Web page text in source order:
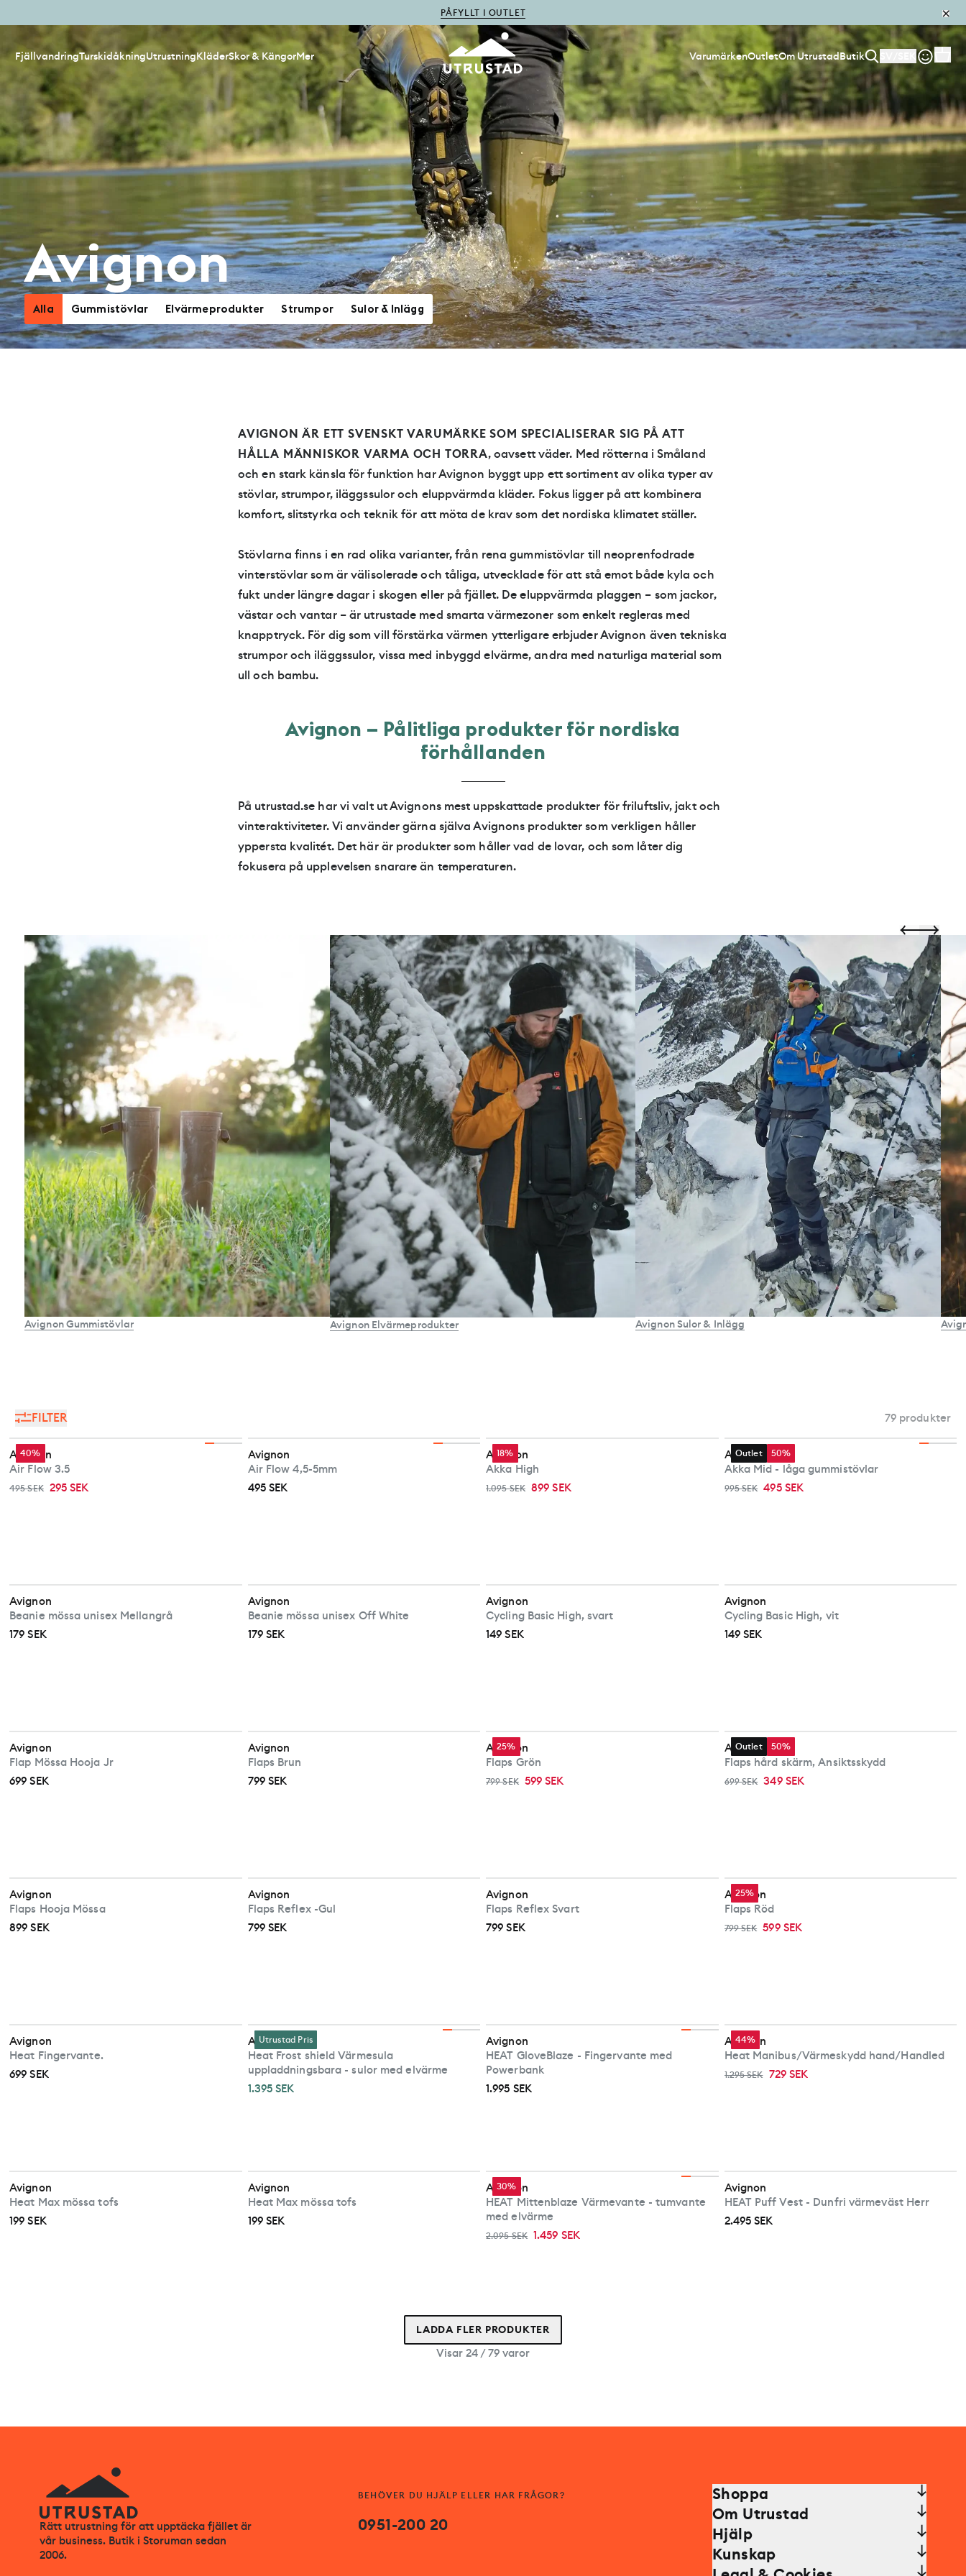
PÅFYLLT I OUTLET
FjällvandringTurskidåkningUtrustningKläderSkor & KängorMer VarumärkenOutletOm UtrustadButik
Avignon
Alla Gummistövlar Elvärmeprodukter Strumpor Sulor & Inlägg
AVIGNON ÄR ETT SVENSKT VARUMÄRKE SOM SPECIALISERAR SIG PÅ ATT
HÅLLA MÄNNISKOR VARMA OCH TORRA, oavsett väder. Med rötterna i Småland
och en stark känsla för funktion har Avignon byggt upp ett sortiment av olika typer av
stövlar, strumpor, iläggssulor och eluppvärmda kläder. Fokus ligger på att kombinera
komfort, slitstyrka och teknik för att möta de krav som det nordiska klimatet ställer.
Stövlarna finns i en rad olika varianter, från rena gummistövlar till neoprenfodrade
vinterstövlar som är välisolerade och tåliga, utvecklade för att stå emot både kyla och
fukt under längre dagar i skogen eller på fjället. De eluppvärmda plaggen – som jackor,
västar och vantar – är utrustade med smarta värmezoner som enkelt regleras med
knapptryck. För dig som vill förstärka värmen ytterligare erbjuder Avignon även tekniska
strumpor och iläggssulor, vissa med inbyggd elvärme, andra med naturliga material som
ull och bambu.
Avignon – Pålitliga produkter för nordiska
förhållanden
På utrustad.se har vi valt ut Avignons mest uppskattade produkter för friluftsliv, jakt och
vinteraktiviteter. Vi använder gärna själva Avignons produkter som verkligen håller
yppersta kvalitét. Det här är produkter som håller vad de lovar, och som låter dig
fokusera på upplevelsen snarare än temperaturen.
Avignon Gummistövlar Avignon Elvärmeprodukter Avignon Sulor & Inlägg
FILTER 79 produkter
40%
Avignon
Air Flow 3.5
495 SEK 295 SEK
Avignon
Air Flow 4,5-5mm
495 SEK
18%
Avignon
Akka High
1.095 SEK 899 SEK
Outlet 50%
Avignon
Akka Mid - låga gummistövlar
995 SEK 495 SEK
Avignon
Beanie mössa unisex Mellangrå
179 SEK
Avignon
Beanie mössa unisex Off White
179 SEK
Avignon
Cycling Basic High, svart
149 SEK
Avignon
Cycling Basic High, vit
149 SEK
Avignon
Flap Mössa Hooja Jr
699 SEK
Avignon
Flaps Brun
799 SEK
25%
Avignon
Flaps Grön
799 SEK 599 SEK
Outlet 50%
Avignon
Flaps hård skärm, Ansiktsskydd
699 SEK 349 SEK
Avignon
Flaps Hooja Mössa
899 SEK
Avignon
Flaps Reflex -Gul
799 SEK
Avignon
Flaps Reflex Svart
799 SEK
25%
Avignon
Flaps Röd
799 SEK 599 SEK
Avignon
Heat Fingervante.
699 SEK
Utrustad Pris
Avignon
Heat Frost shield Värmesula
uppladdningsbara - sulor med elvärme
1.395 SEK
Avignon
HEAT GloveBlaze - Fingervante med
Powerbank
1.995 SEK
44%
Avignon
Heat Manibus/Värmeskydd hand/Handled
1.295 SEK 729 SEK
Avignon
Heat Max mössa tofs
199 SEK
Avignon
Heat Max mössa tofs
199 SEK
30%
Avignon
HEAT Mittenblaze Värmevante - tumvante
med elvärme
2.095 SEK 1.459 SEK
Avignon
HEAT Puff Vest - Dunfri värmeväst Herr
2.495 SEK
LADDA FLER PRODUKTER
Visar 24 / 79 varor
Rätt utrustning för att upptäcka fjället är
vår business. Butik i Storuman sedan
2006.
BEHÖVER DU HJÄLP ELLER HAR FRÅGOR?
0951-200 20
Shoppa
Om Utrustad
Hjälp
Kunskap